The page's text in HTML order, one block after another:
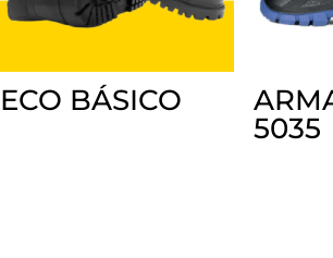
ECO BÁSICO
5035